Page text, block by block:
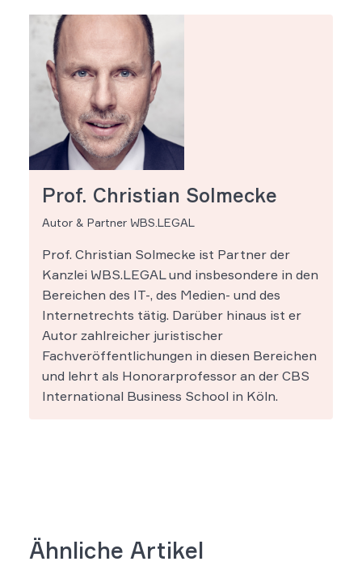
Prof. Christian Solmecke
Autor & Partner WBS.LEGAL
Prof. Christian Solmecke ist Partner der
Kanzlei WBS.LEGAL und insbesondere in den
Bereichen des IT-, des Medien- und des
Internetrechts tätig. Darüber hinaus ist er
Autor zahlreicher juristischer
Fachveröffentlichungen in diesen Bereichen
und lehrt als Honorarprofessor an der CBS
International Business School in Köln.
Ähnliche Artikel